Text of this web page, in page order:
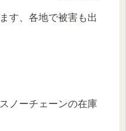
す、各地で被害も出
ノーチェーンの在庫